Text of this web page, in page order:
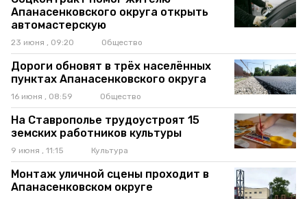
Апанасенковского округа открыть
автомастерскую
23 июня , 09:20 Общество
Дороги обновят в трёх населённых
пунктах Апанасенковского округа
16 июня , 08:59 Общество
На Ставрополье трудоустроят 15
земских работников культуры
9 июня , 11:15 Культура
Монтаж уличной сцены проходит в
Апанасенковском округе